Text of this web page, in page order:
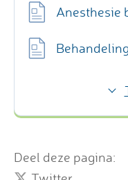
Anesthesie
Deel deze pagina: